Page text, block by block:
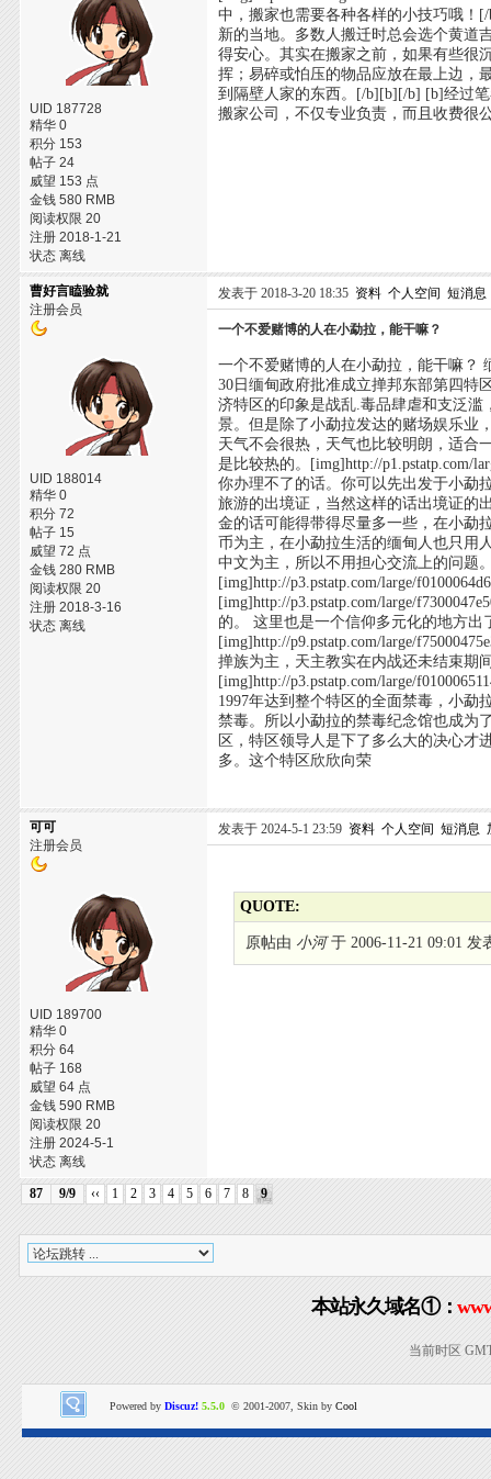
UID 187728
精华 0
积分 153
帖子 24
威望 153 点
金钱 580 RMB
阅读权限 20
注册 2018-1-21
状态 离线
中，搬家也需要各种各样的小技巧哦
新的当地。多数人搬迁时总会选个黄道
得安心。其实在搬家之前，如果有些很
挥；易碎或怕压的物品应放在最上边，
到隔壁人家的东西。[/b][b][/b] [b]经过
搬家公司，不仅专业负责，而且收费很
曹好言瞌验就
注册会员
UID 188014
精华 0
积分 72
帖子 15
威望 72 点
金钱 280 RMB
阅读权限 20
注册 2018-3-16
状态 离线
发表于 2018-3-20 18:35 资料 个人空间 短消息
一个不爱赌博的人在小勐拉，能干嘛？
一个不爱赌博的人在小勐拉，能干嘛？
30日缅甸政府批准成立掸邦东部第四特
济特区的印象是战乱.毒品肆虐和支泛
景。但是除了小勐拉发达的赌场娱乐业
天气不会很热，天气也比较明朗，适合
是比较热的。[img]http://p1.pstatp.com/
你办理不了的话。你可以先出发于小勐
旅游的出境证，当然这样的话出境证的
金的话可能得带得尽量多一些，在小勐
币为主，在小勐拉生活的缅甸人也只用
中文为主，所以不用担心交流上的问题
[img]http://p3.pstatp.com/large/
[img]http://p3.pstatp.com/large/
的。 这里也是一个信仰多元化的地方出
[img]http://p9.pstatp.com/large/
掸族为主，天主教实在内战还未结束期
[img]http://p3.pstatp.com/large/
1997年达到整个特区的全面禁毒，小勐
禁毒。所以小勐拉的禁毒纪念馆也成为
区，特区领导人是下了多么大的决心才
多。这个特区欣欣向荣
可可
注册会员
UID 189700
精华 0
积分 64
帖子 168
威望 64 点
金钱 590 RMB
阅读权限 20
注册 2024-5-1
状态 离线
发表于 2024-5-1 23:59 资料 个人空间 短消息
QUOTE:
原帖由 小河于 2006-11-21 09:01 发
87 9/9 ‹‹ 1 2 3 4 5 6 7 8 9
本站永久域名①：
当前时区
Powered by Discuz! 5.5.0 © 2001-2007, Skin by Cool